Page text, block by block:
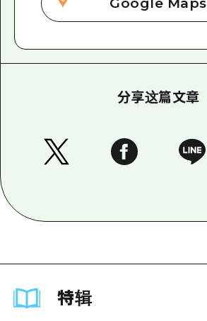
分享这篇文章
特辑